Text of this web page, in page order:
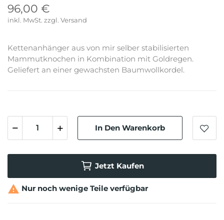
96,00 €
inkl. MwSt.
Kettenanhänger aus von mir selber stabilisierten
Mammutknochen in Kombination mit Goldregen.
Geliefert an einer gewachsten Baumwollkordel.
In Den Warenkorb
Jetzt Kaufen
 Nur noch wenige Teile verfügbar